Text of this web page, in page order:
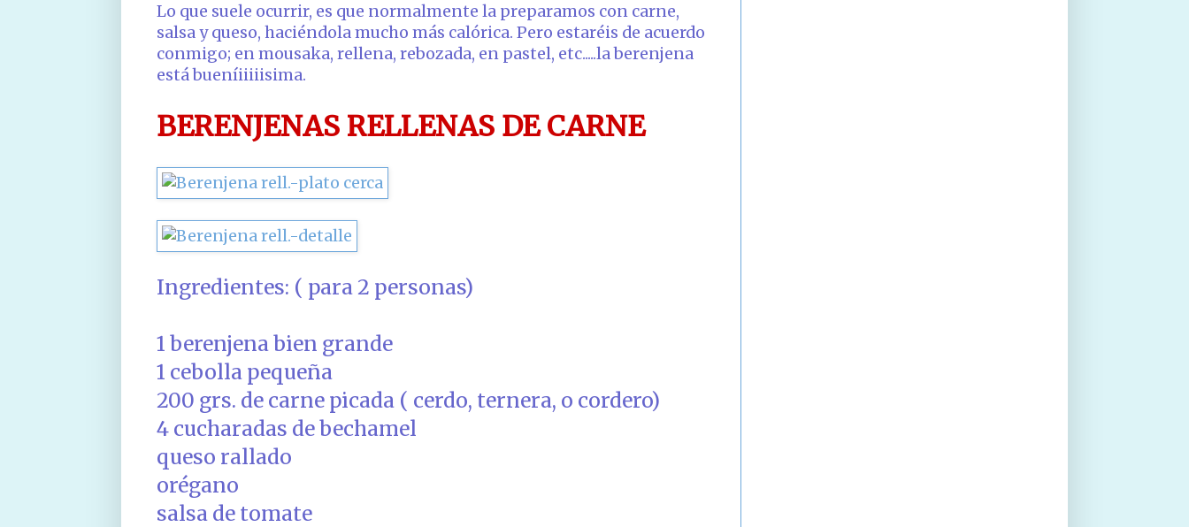
Lo que suele ocurrir, es que normalmente la preparamos con carne,
salsa y queso, haciéndola mucho más calórica. Pero estaréis de acuerdo
conmigo; en mousaka, rellena, rebozada, en pastel, etc.....la berenjena
está bueníiiiiisima.
BERENJENAS RELLENAS DE CARNE
Ingredientes: ( para 2 personas)
1 berenjena bien grande
1 cebolla pequeña
200 grs. de carne picada ( cerdo, ternera, o cordero)
4 cucharadas de bechamel
queso rallado
orégano
salsa de tomate